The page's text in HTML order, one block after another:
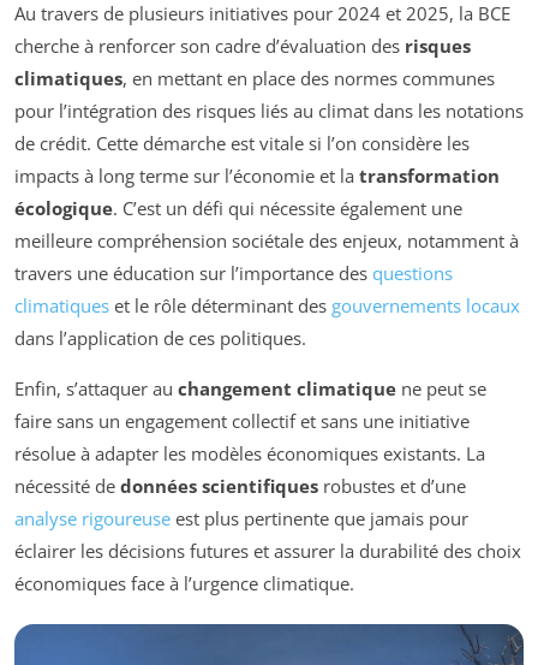
Au travers de plusieurs initiatives pour 2024 et 2025, la BCE
cherche à renforcer son cadre d’évaluation des risques
climatiques, en mettant en place des normes communes
pour l’intégration des risques liés au climat dans les notations
de crédit. Cette démarche est vitale si l’on considère les
impacts à long terme sur l’économie et la transformation
écologique. C’est un défi qui nécessite également une
meilleure compréhension sociétale des enjeux, notamment à
travers une éducation sur l’importance des questions
climatiques et le rôle déterminant des gouvernements locaux
dans l’application de ces politiques.
Enfin, s’attaquer au changement climatique ne peut se
faire sans un engagement collectif et sans une initiative
résolue à adapter les modèles économiques existants. La
nécessité de données scientifiques robustes et d’une
analyse rigoureuse est plus pertinente que jamais pour
éclairer les décisions futures et assurer la durabilité des choix
économiques face à l’urgence climatique.